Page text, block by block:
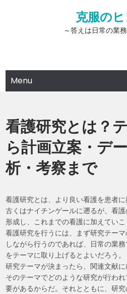
克服のヒ
～答えは日常の業
Menu
看護研究とは？
ら計画立案・デ
析・考察まで
看護研究とは、より良い看護を患者に
古くはナイチンゲールに遡るが、看
形成し、これまでの看護に加えていこ
看護研究を行うには、まず研究テー
しながら行うのであれば、日常の業
をテーマに取り上げるとよいだろう。
研究テーマが決まったら、関連文献
そのテーマでどのような研究が行わ
要があるからだ。それとともに、研